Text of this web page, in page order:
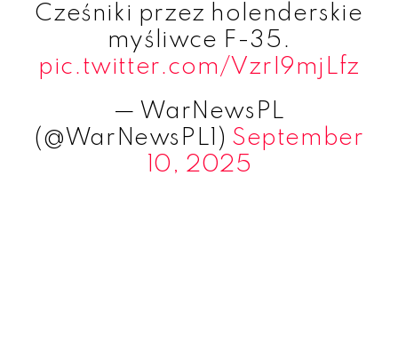
Cześniki przez holenderskie
myśliwce F-35.
pic.twitter.com/VzrI9mjLfz
— WarNewsPL
(@WarNewsPL1) September
10, 2025